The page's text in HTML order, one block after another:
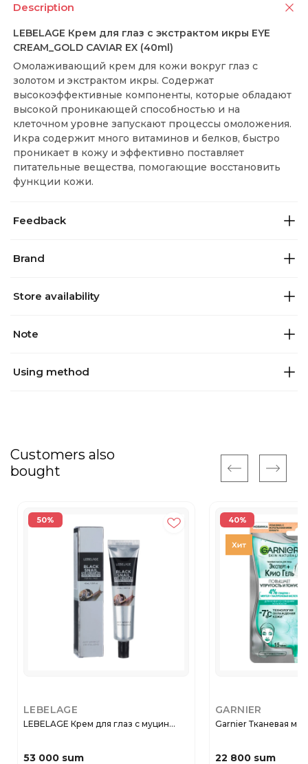
Description
LEBELAGE Крем для глаз с экстрактом икры EYE
CREAM_GOLD CAVIAR EX (40ml)
Омолаживающий крем для кожи вокруг глаз с
золотом и экстрактом икры. Содержат
высокоэффективные компоненты, которые обладают
высокой проникающей способностью и на
клеточном уровне запускают процессы омоложения.
Икра содержит много витаминов и белков, быстро
проникает в кожу и эффективно поставляет
питательные вещества, помогающие восстановить
функции кожи.
Feedback
Brand
Store availability
Note
Using method
Customers also
bought
50%
LEBELAGE
LEBELAGE Крем для глаз с муцин...
53 000 sum
40%
GARNIER
Garnier Тканевая
22 800 sum